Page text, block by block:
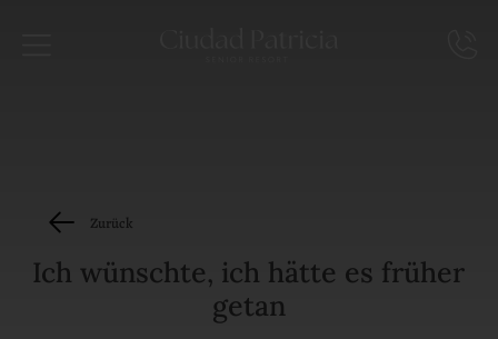
Zurück
Ich wünschte, ich hätte es früher
getan